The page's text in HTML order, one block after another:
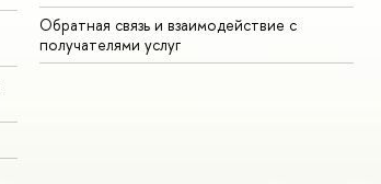
Обратная связь и взаимодействие с
получателями услуг